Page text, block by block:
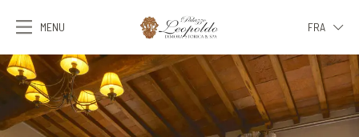
MENU
FRA
ENG
FRA
DEU